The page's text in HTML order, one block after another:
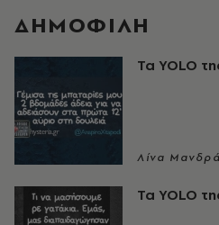
ΔΗΜΟΦΙΛΗ
Τα YOLO
Λίνα
Τα YOLO